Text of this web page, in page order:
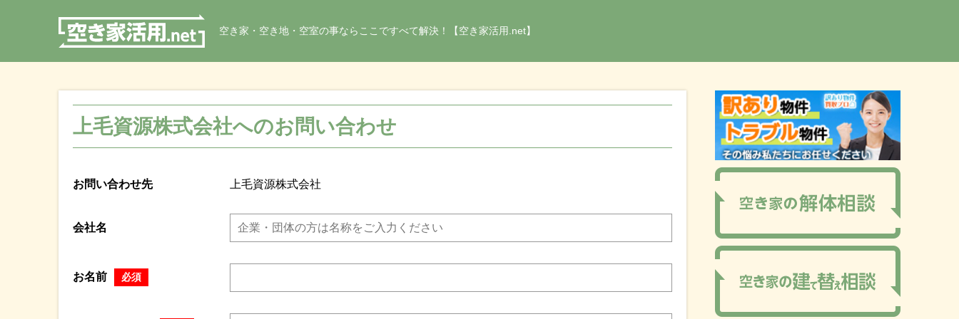
空き家・空き地・空室の事ならここですべて解決！【空き家活用.net】
上毛資源株式会社へのお問い合わせ
お問い合わせ先 上毛資源株式会社
会社名
お名前 必須